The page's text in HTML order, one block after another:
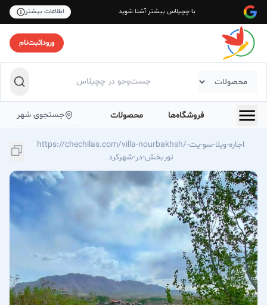
با چچیلاس بیشتر آشنا شوید اطلاعات بیشتر
ورود|ثبت‌نام
فروشگاه‌ها محصولات جستجوی شهر
https://chechilas.com/villa-nourbakhsh/اجاره-ویلا-سو-یت-
نوربخش-در-شهركرد